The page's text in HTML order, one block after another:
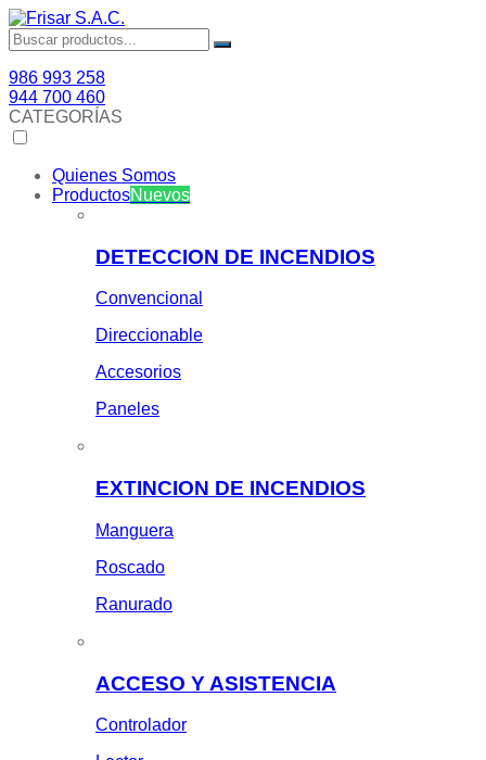
986 993 258
944 700 460
CATEGORÍAS
Quienes Somos
ProductosNuevos
DETECCION DE INCENDIOS
Convencional
Direccionable
Accesorios
Paneles
EXTINCION DE INCENDIOS
Manguera
Roscado
Ranurado
ACCESO Y ASISTENCIA
Controlador